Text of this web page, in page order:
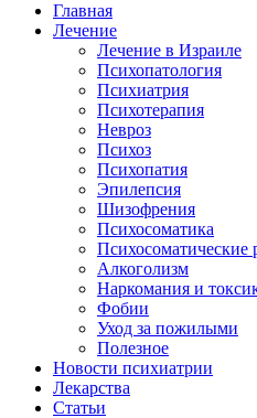
Главная
Лечение
Лечение в Израиле
Психопатология
Психиатрия
Психотерапия
Невроз
Психоз
Психопатия
Эпилепсия
Шизофрения
Психосоматика
Психосоматические
Алкоголизм
Наркомания и
Фобии
Уход за пожилыми
Полезное
Новости психиатрии
Лекарства
Статьи